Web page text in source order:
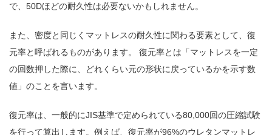
で、50Dほどの耐久性は必要ないかもしれません。
また、密度と同じくマットレスの耐久性に関わる要素として、復
元率と呼ばれるものがあります。 復元率とは「マットレスを一定
の回数押した際に、どれくらい元の形状に戻っているかを示す数
値」のことを言います。
復元率は、一般的にJIS基準で定められている80,000回の圧縮試験
を行って算出します。例えば、復元率が96%のウレタンマットレ